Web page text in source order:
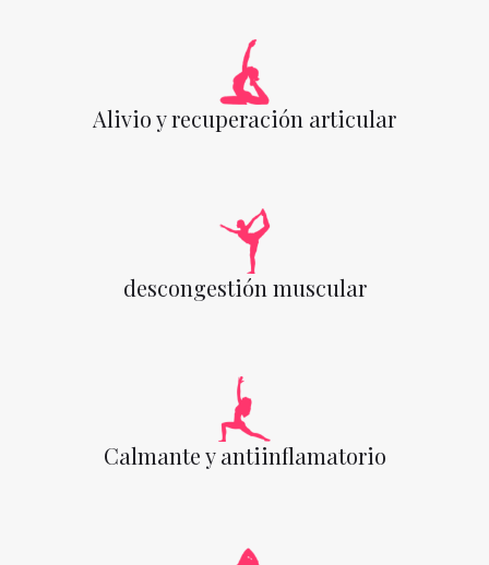
Alivio y recuperación articular
descongestión muscular
Calmante y antiinflamatorio